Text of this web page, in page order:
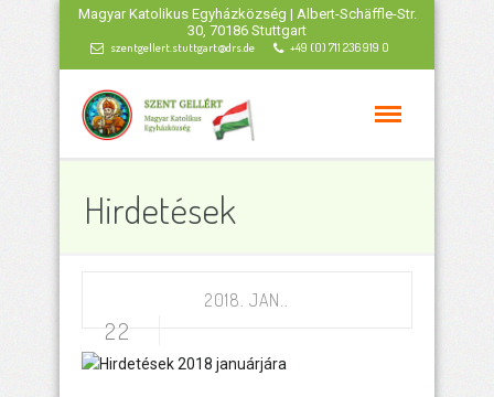
Magyar Katolikus Egyházközség | Albert-Schäffle-Str.
30, 70186 Stuttgart
szentgellert.stuttgart@drs.de +49 (0) 711 236 919 0
Hirdetések
2018. JAN..
22